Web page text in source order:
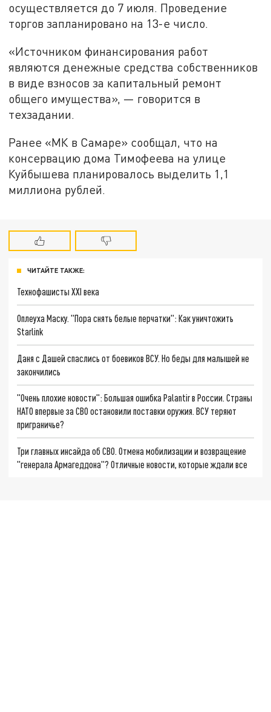
осуществляется до 7 июля. Проведение
торгов запланировано на 13-е число.
«Источником финансирования работ
являются денежные средства собственников
в виде взносов за капитальный ремонт
общего имущества», — говорится в
техзадании.
Ранее «МК в Самаре» сообщал, что на
консервацию дома Тимофеева на улице
Куйбышева планировалось выделить 1,1
миллиона рублей.
ЧИТАЙТЕ ТАКЖЕ:
Технофашисты XXI века
Оплеуха Маску. "Пора снять белые перчатки": Как уничтожить
Starlink
Даня с Дашей спаслись от боевиков ВСУ. Но беды для малышей не
закончились
"Очень плохие новости": Большая ошибка Palantir в России. Страны
НАТО впервые за СВО остановили поставки оружия. ВСУ теряют
приграничье?
Три главных инсайда об СВО. Отмена мобилизации и возвращение
"генерала Армагеддона"? Отличные новости, которые ждали все